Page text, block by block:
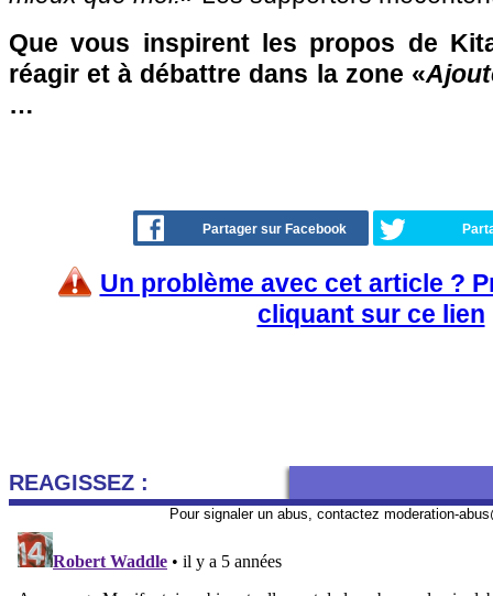
Que vous inspirent les propos de
réagir et à débattre dans la zone «
…
Partager sur Facebook
Un problème avec cet article ?
cliquant sur ce lien
REAGISSEZ :
Pour signaler un abus, contactez moderation-